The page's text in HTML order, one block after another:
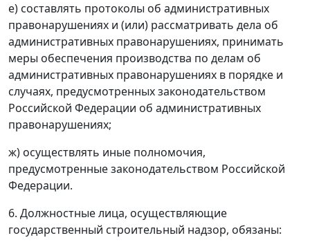
е) составлять протоколы об административных
правонарушениях и (или) рассматривать дела об
административных правонарушениях, принимать
меры обеспечения производства по делам об
административных правонарушениях в порядке и
случаях, предусмотренных законодательством
Российской Федерации об административных
правонарушениях;
ж) осуществлять иные полномочия,
предусмотренные законодательством Российской
Федерации.
6. Должностные лица, осуществляющие
государственный строительный надзор, обязаны: